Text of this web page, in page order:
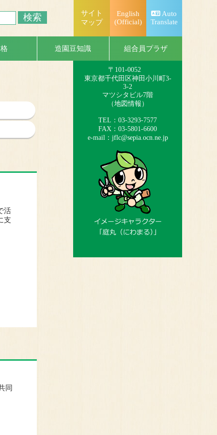
Auto
Translate
English
(Official)
サイト
マップ
造園豆知識 組合員プラザ
活
支
同
一般社団法人
日本造園組合連合会
（略称：造園連）
〒101-0052
東京都千代田区神田小川町3-
3-2
マツシタビル7階
（地図情報 ）
TEL：03-3293-7577
FAX：03-5801-6600
e-mail： jflc@sepia.ocn.ne.jp